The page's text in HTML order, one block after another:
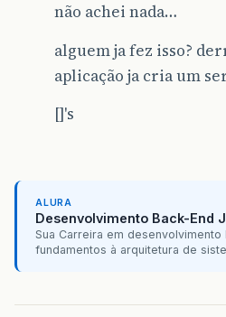
não achei nada…
alguem ja fez isso?
aplicação ja cria um
[]'s
ALURA
Desenvolvimento Back-End
Sua Carreira em
fundamentos à arquitetura de